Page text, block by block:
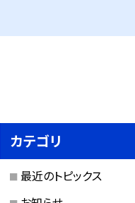
カテゴリ
最近のトピックス